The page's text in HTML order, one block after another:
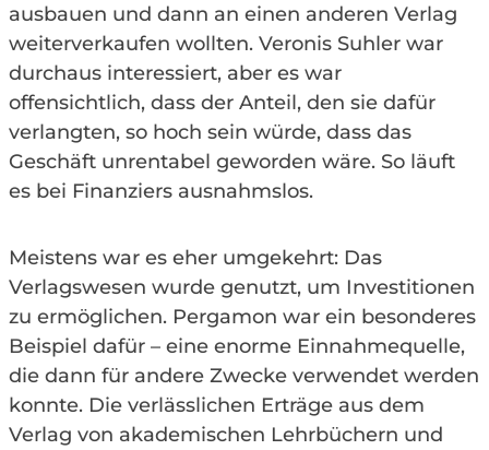
ausbauen und dann an einen anderen Verlag
weiterverkaufen wollten. Veronis Suhler war
durchaus interessiert, aber es war
offensichtlich, dass der Anteil, den sie dafür
verlangten, so hoch sein würde, dass das
Geschäft unrentabel geworden wäre. So läuft
es bei Finanziers ausnahmslos.
Meistens war es eher umgekehrt: Das
Verlagswesen wurde genutzt, um Investitionen
zu ermöglichen. Pergamon war ein besonderes
Beispiel dafür – eine enorme Einnahmequelle,
die dann für andere Zwecke verwendet werden
konnte. Die verlässlichen Erträge aus dem
Verlag von akademischen Lehrbüchern und